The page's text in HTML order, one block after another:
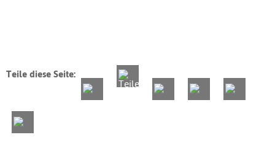
Teile diese Seite: